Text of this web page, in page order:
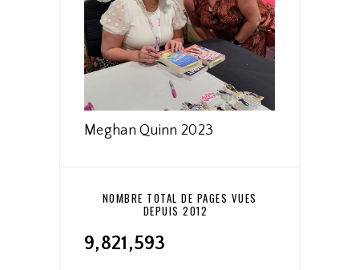
Meghan Quinn 2023
NOMBRE TOTAL DE PAGES VUES
DEPUIS 2012
9,821,593